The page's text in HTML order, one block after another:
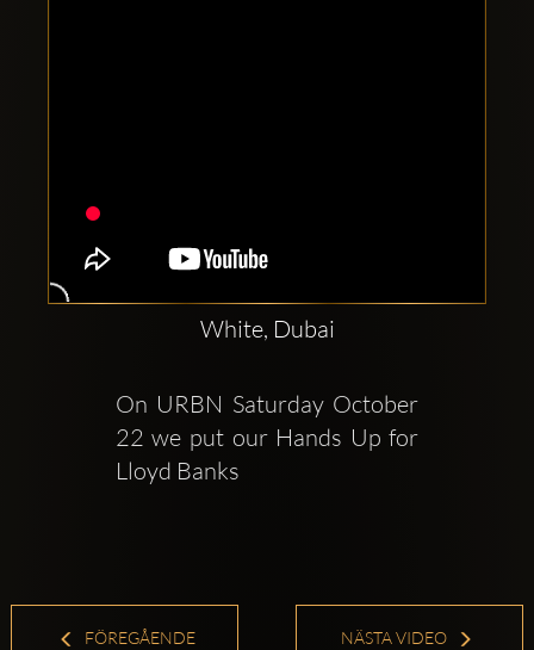
sociala
konton
White, Dubai
On URBN Saturday October
22 we put our Hands Up for
Lloyd Banks
FÖREGÅENDE
NÄSTA VIDEO